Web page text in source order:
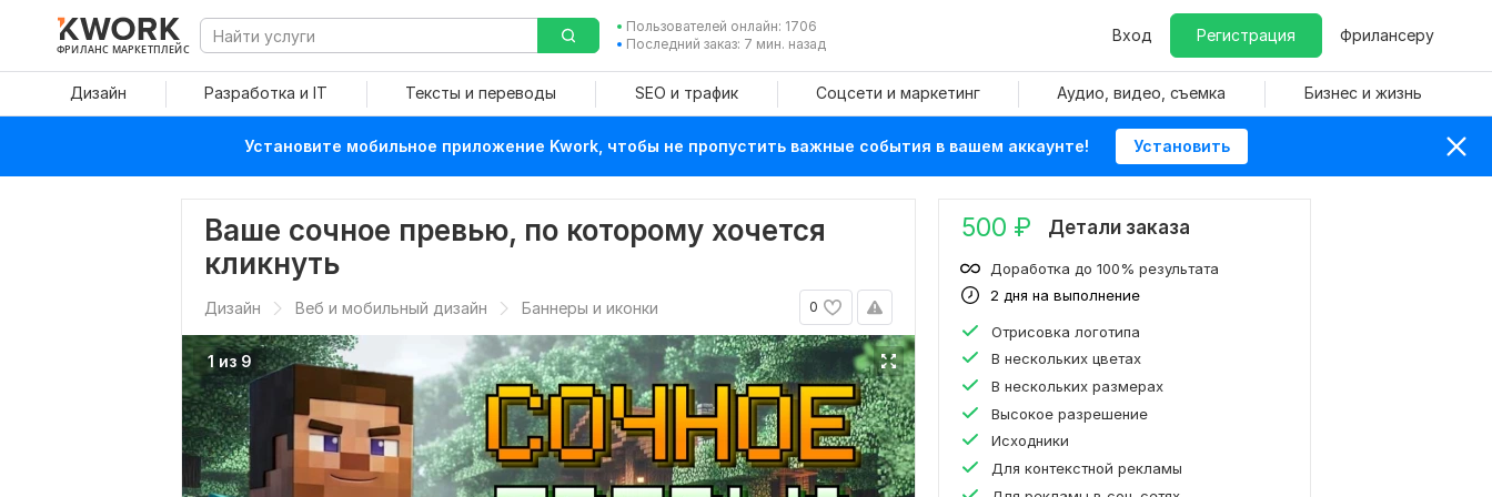
ФРИЛАНС МАРКЕТПЛЕЙС
Пользователей онлайн: 1706
Последний заказ: 7 мин. назад
Вход Регистрация Фрилансеру
Дизайн Разработка и IT Тексты и переводы SEO и трафик Соцсети и маркетинг Аудио, видео, съемка Бизнес и жизнь
Установите мобильное приложение Kwork, чтобы не пропустить важные события в вашем аккаунте! Установить
Ваше сочное превью, по которому хочется
кликнуть
0
Дизайн Веб и мобильный дизайн Баннеры и иконки
1 из 9
500 ₽ Детали заказа
2 дня на выполнение
Доработка до 100% результата
Отрисовка логотипа
В нескольких цветах
В нескольких размерах
Высокое разрешение
Исходники
Для контекстной рекламы